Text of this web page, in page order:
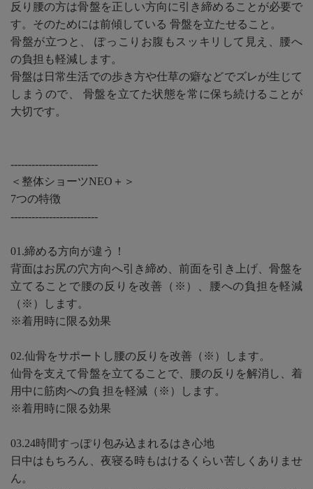
反り腰の方は骨盤を正しい方向に引き締めることが必要で
す。そのためには前傾している 骨盤を立たせること。
骨盤が立つと、 ぽっこりお腹もスッキリして見え、腰へ
の負担も軽減します。
骨盤は日常生活での歩き方や仕草の癖などでズレが生じて
しまうので、 骨盤を立てた状態を常に保ち続けることが
大切です。
-------------------------
＜整体ショーツNEO＋＞
7つの特徴
-------------------------
01.締める方向が違う！
背面はお尻の穴方向へ引き締め、前面を引き上げ、骨盤を
立てることで腰の反りを改善（※）、腰への負担を軽減
（※）します。
※着用時に限る効果
02.仙骨をサポートし腰の反りを改善（※）します。
仙骨を支えて骨盤を立てることで、腰の反りを解消し、着
用中に筋肉への負 担を軽減（※）します。
※着用時に限る効果
03.24時間すっぽり包み込まれるはき心地
日中はもちろん、夜寝る時もはけるくらい苦しくありませ
ん。